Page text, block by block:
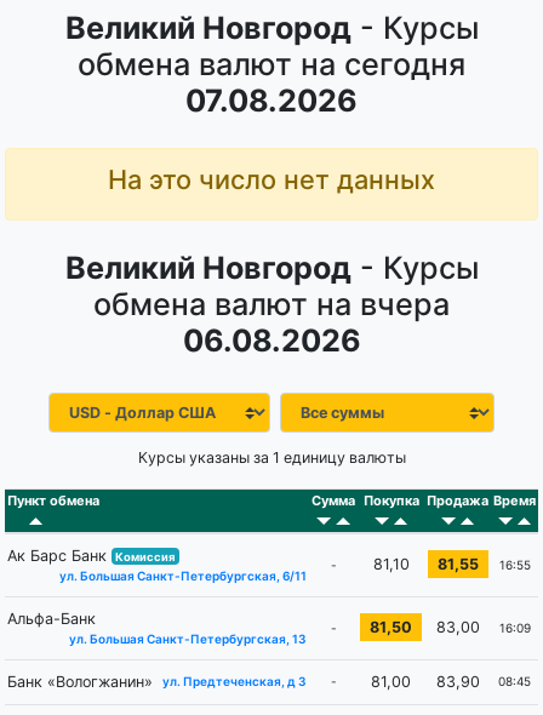
Великий Новгород- Курсы
обмена валют на сегодня
07.08.2026
На это число нет данных
Великий Новгород- Курсы
обмена валют на вчера
06.08.2026
Курсы указаны за 1 единицу валюты
Пункт обмена Сумма Покупка Продажа Время
Ак Барс Банк Комиссия
ул. Большая Санкт-Петербургская, 6/11
- 81,10 81,55 16:55
Альфа-Банк
ул. Большая Санкт-Петербургская, 13
- 81,50 83,00 16:09
Банк «Вологжанин» ул. Предтеченская, д 3 - 81,00 83,90 08:45